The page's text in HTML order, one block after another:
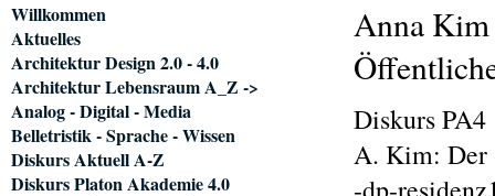
Anna Kim
Diskurs PA4
A. Kim: Der
Navigation
überspringen
Willkommen
Aktuelles
Architektur Design 2.0 - 4.0
Architektur Lebensraum A_Z ->
Analog - Digital - Media
Belletristik - Sprache - Wissen
Diskurs Aktuell A-Z
Diskurs Platon Akademie 4.0